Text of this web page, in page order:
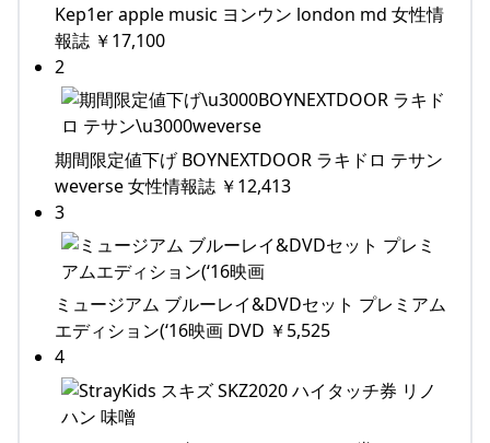
Kep1er apple music ヨンウン london md 女性情
報誌 ￥17,100
2
期間限定値下げ BOYNEXTDOOR ラキドロ テサン
weverse 女性情報誌 ￥12,413
3
ミュージアム ブルーレイ&DVDセット プレミアム
エディション(‘16映画 DVD ￥5,525
4